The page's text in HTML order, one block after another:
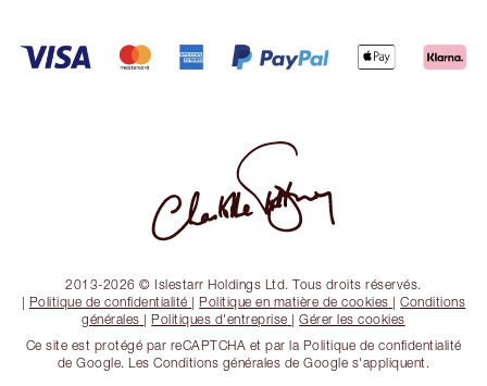
2013-2026 © Islestarr Holdings Ltd. Tous droits réservés.
| Politique de confidentialité |Politique en matière de cookies |Conditions
générales |Politiques d'entreprise |Gérer les cookies
Ce site est protégé par reCAPTCHA et par la Politique de confidentialité
de Google. Les Conditions générales de Google s'appliquent.